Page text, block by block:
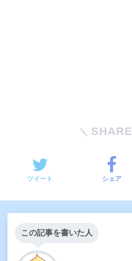
SHARE
ツイート シェア
この記事を書いた人